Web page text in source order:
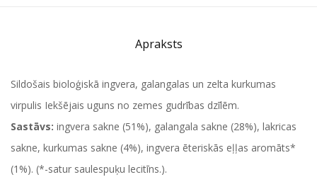
Apraksts
Sildošais bioloģiskā ingvera, galangalas un zelta kurkumas
virpulis Iekšējais uguns no zemes gudrības dzīlēm.
Sastāvs: ingvera sakne (51%), galangala sakne (28%), lakricas
sakne, kurkumas sakne (4%), ingvera ēteriskās eļļas aromāts*
(1%). (*-satur saulespuķu lecitīns.).